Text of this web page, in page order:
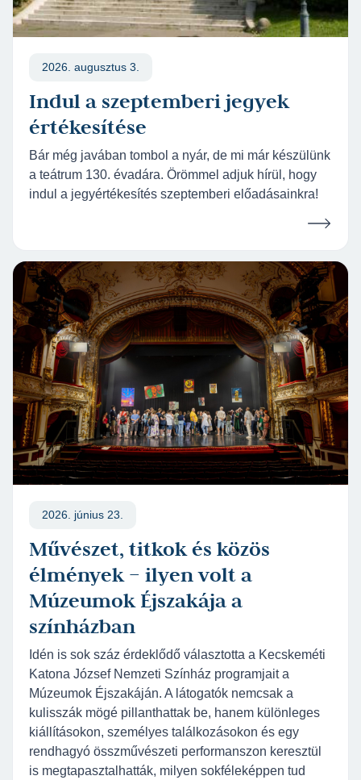
2026. augusztus 3.
Indul a szeptemberi jegyek
értékesítése
Bár még javában tombol a nyár, de mi már készülünk
a teátrum 130. évadára. Örömmel adjuk hírül, hogy
indul a jegyértékesítés szeptemberi előadásainkra!
2026. június 23.
Művészet, titkok és közös
élmények – ilyen volt a
Múzeumok Éjszakája a
színházban
Idén is sok száz érdeklődő választotta a Kecskeméti
Katona József Nemzeti Színház programjait a
Múzeumok Éjszakáján. A látogatók nemcsak a
kulisszák mögé pillanthattak be, hanem különleges
kiállításokon, személyes találkozásokon és egy
rendhagyó összművészeti performanszon keresztül
is megtapasztalhatták, milyen sokféleképpen tud